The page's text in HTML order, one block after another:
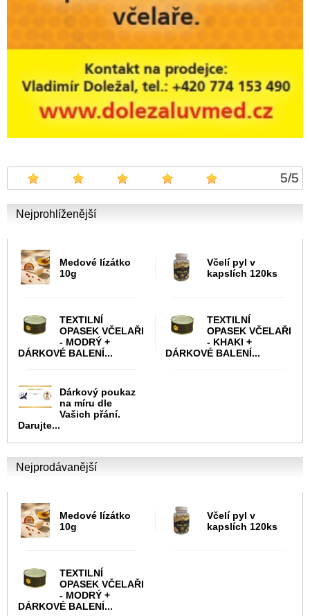
5/5
Nejprohlíženější
Medové lízátko
10g
Včelí pyl v
kapslích 120ks
TEXTILNÍ
OPASEK VČELAŘI
- MODRÝ +
DÁRKOVÉ BALENÍ...
TEXTILNÍ
OPASEK VČELAŘI
- KHAKI +
DÁRKOVÉ BALENÍ...
Dárkový poukaz
na míru dle
Vašich přání.
Darujte...
Nejprodávanější
Medové lízátko
10g
Včelí pyl v
kapslích 120ks
TEXTILNÍ
OPASEK VČELAŘI
- MODRÝ +
DÁRKOVÉ BALENÍ...